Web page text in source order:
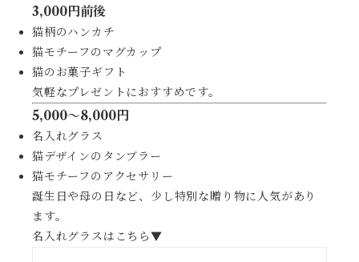
3,000円前後
猫柄のハンカチ
猫モチーフのマグカップ
猫のお菓子ギフト
気軽なプレゼントにおすすめです。
5,000〜8,000円
名入れグラス
猫デザインのタンブラー
猫モチーフのアクセサリー
誕生日や母の日など、少し特別な贈り物に人気があり
ます。
名入れグラスはこちら▼